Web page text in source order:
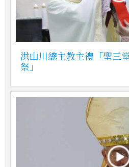
洪山川總主教主禮「聖三
祭」